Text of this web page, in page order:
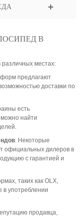
В
различных местах:
предлагают
доставки по
есть
найти
: Некоторые
официальных дилеров в
с гарантией и
таких как OLX,
в употреблении
продавца,